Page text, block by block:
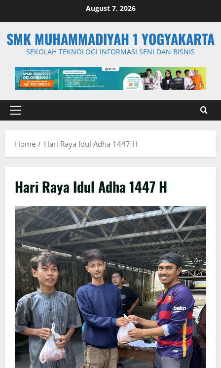
August 7, 2026
SMK MUHAMMADIYAH 1 YOGYAKARTA
SEKOLAH TEKNOLOGI INFORMASI SENI DAN BISNIS
Primary
Home
Hari Raya Idul Adha 1447 H
Hari Raya Idul Adha 1447 H